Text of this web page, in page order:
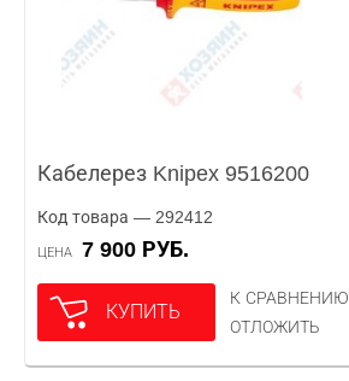
Кабелерез Knipex 9516200
Код товара — 292412
ЦЕНА 7 900 РУБ.
КУПИТЬ
К СРАВНЕНИЮ
ОТЛОЖИТЬ